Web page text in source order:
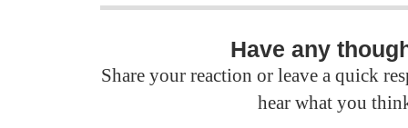
Have any
Share your reaction or leave a quick
hear what you